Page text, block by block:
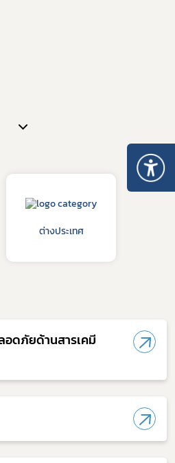
ต่างประเทศ
อดภัยด้านสารเคมี